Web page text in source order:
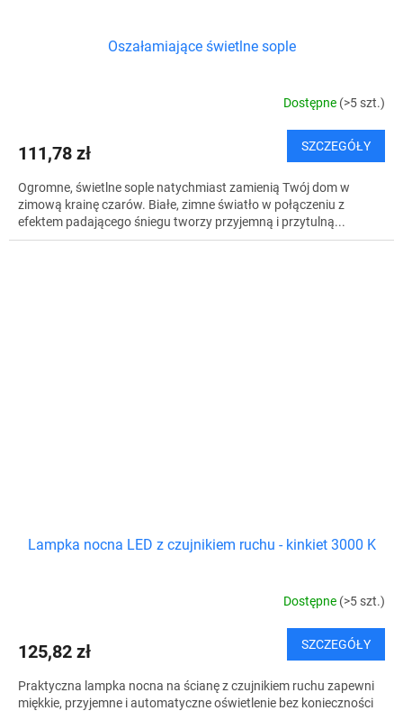
Oszałamiające świetlne sople
Dostępne (>5 szt.)
111,78 zł SZCZEGÓŁY
Ogromne, świetlne sople natychmiast zamienią Twój dom w
zimową krainę czarów. Białe, zimne światło w połączeniu z
efektem padającego śniegu tworzy przyjemną i przytulną...
Lampka nocna LED z czujnikiem ruchu - kinkiet 3000 K
Dostępne (>5 szt.)
125,82 zł SZCZEGÓŁY
Praktyczna lampka nocna na ścianę z czujnikiem ruchu zapewni
miękkie, przyjemne i automatyczne oświetlenie bez konieczności